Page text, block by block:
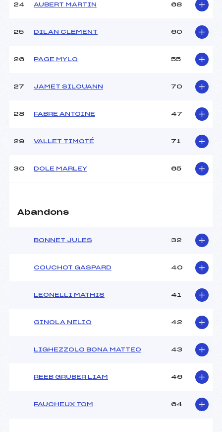
24 AUBERT MARTIN 68
25 DILAN CLEMENT 60
26 PAGE MYLO 55
27 JAMET SILOUANN 70
28 FABRE ANTOINE 47
29 VALLET TIMOTÉ 71
30 DOLE MARLEY 65
Abandons
BONNET JULES 32
COUCHOT GASPARD 40
LEONELLI MATHIS 41
GINOLA NELIO 42
LIGHEZZOLO BONA MATTEO 43
REEB GRUBER LIAM 46
FAUCHEUX TOM 64